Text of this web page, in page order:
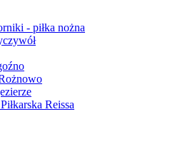
- piłka nożna
Reissa